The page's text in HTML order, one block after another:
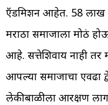
ऍडमिशन आहेत. 58 लाख
मराठा समाजाला मोठं
आहे. सत्तेशिवाय नाही तर
आपल्या समाजाचा एवढा
लेकीबाळीला आरक्षण